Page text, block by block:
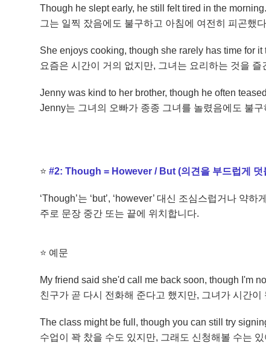
Though he slept early, he still felt tired in the morning.
그는 일찍 잤음에도 불구하고 아침에 여전히 피곤했
She enjoys cooking, though she rarely has time for it
요즘은 시간이 거의 없지만, 그녀는 요리하는 것을 즐
Jenny was kind to her brother, though he often
Jenny는 그녀의 오빠가 종종 그녀를 놀렸음에도 불
⭐#2: Though = However / But (의견을 부드럽게 덧
‘Though’는 ‘but’, ‘however’ 대신 조심스럽거나 약
주로 문장 중간 또는 끝에 위치합니다.
⭐ 예문
My friend said she'd call me back soon, though I'm
친구가 곧 다시 전화해 준다고 했지만, 그녀가 시간이
The class might be full, though you can still try
수업이 꽉 찼을 수도 있지만, 그래도 신청해볼 수는 있